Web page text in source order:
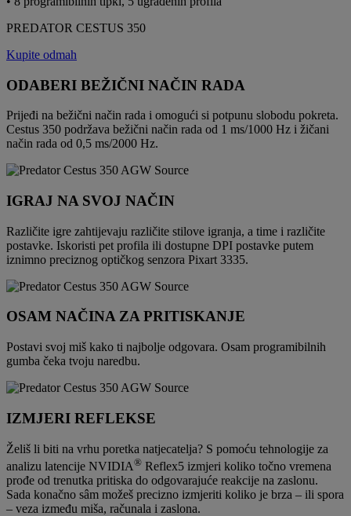
PREDATOR CESTUS 350
Kupite odmah
ODABERI BEŽIČNI NAČIN RADA
Prijeđi na bežični način rada i omogući si potpunu slobodu pokreta.
Cestus 350 podržava bežični način rada od 1 ms/1000 Hz i žičani
način rada od 0,5 ms/2000 Hz.
IGRAJ NA SVOJ NAČIN
Različite igre zahtijevaju različite stilove igranja, a time i različite
postavke. Iskoristi pet profila ili dostupne DPI postavke putem
iznimno preciznog optičkog senzora Pixart 3335.
OSAM NAČINA ZA PRITISKANJE
Postavi svoj miš kako ti najbolje odgovara. Osam programibilnih
gumba čeka tvoju naredbu.
IZMJERI REFLEKSE
Želiš li biti na vrhu poretka natjecatelja? S pomoću tehnologije za
analizu latencije NVIDIA® Reflex5 izmjeri koliko točno vremena
prođe od trenutka pritiska do odgovarajuće reakcije na zaslonu.
Sada konačno sâm možeš precizno izmjeriti koliko je brza – ili spora
– veza između miša, računala i zaslona.